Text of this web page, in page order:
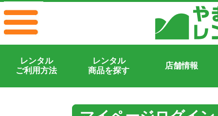
レンタル
ご利用方法
レンタル
商品を探す
店舗情報